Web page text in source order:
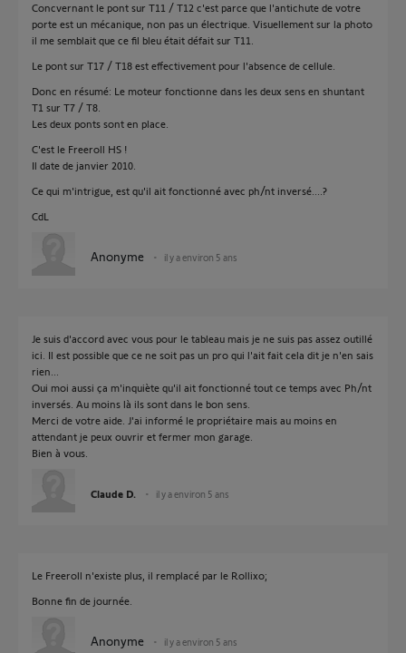
Concvernant le pont sur T11 / T12 c'est parce que l'antichute de votre
porte est un mécanique, non pas un électrique. Visuellement sur la photo
il me semblait que ce fil bleu était défait sur T11.
Le pont sur T17 / T18 est effectivement pour l'absence de cellule.
Donc en résumé: Le moteur fonctionne dans les deux sens en shuntant
T1 sur T7 / T8.
Les deux ponts sont en place.
C'est le Freeroll HS !
Il date de janvier 2010.
Ce qui m'intrigue, est qu'il ait fonctionné avec ph/nt inversé....?
CdL
Anonyme il y a environ 5 ans
Je suis d'accord avec vous pour le tableau mais je ne suis pas assez outillé
ici. Il est possible que ce ne soit pas un pro qui l'ait fait cela dit je n'en sais
rien...
Oui moi aussi ça m'inquiète qu'il ait fonctionné tout ce temps avec Ph/nt
inversés. Au moins là ils sont dans le bon sens.
Merci de votre aide. J'ai informé le propriétaire mais au moins en
attendant je peux ouvrir et fermer mon garage.
Bien à vous.
Claude D. il y a environ 5 ans
Le Freeroll n'existe plus, il remplacé par le Rollixo;
Bonne fin de journée.
Anonyme il y a environ 5 ans